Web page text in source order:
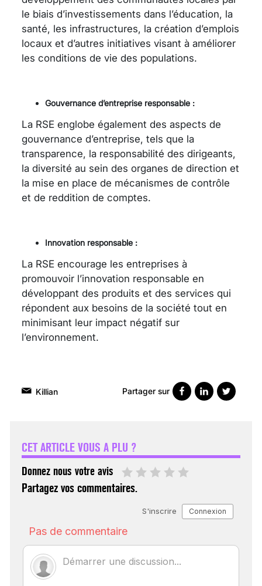
le biais d’investissements dans l’éducation, la
santé, les infrastructures, la création d’emplois
locaux et d’autres initiatives visant à améliorer
les conditions de vie des populations.
Gouvernance d’entreprise responsable :
La RSE englobe également des aspects de
gouvernance d’entreprise, tels que la
transparence, la responsabilité des dirigeants,
la diversité au sein des organes de direction et
la mise en place de mécanismes de contrôle
et de reddition de comptes.
Innovation responsable :
La RSE encourage les entreprises à
promouvoir l’innovation responsable en
développant des produits et des services qui
répondent aux besoins de la société tout en
minimisant leur impact négatif sur
l’environnement.
Killian Partager sur
CET ARTICLE VOUS A PLU ?
Donnez nous votre avis
Partagez vos commentaires.
ÉCHO : DES IMAGES
POUR TOUTES LES